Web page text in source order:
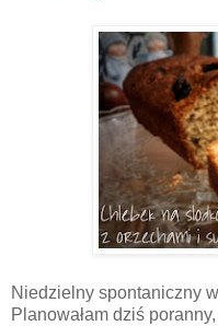
Niedzielny spontaniczny
Planowałam dziś